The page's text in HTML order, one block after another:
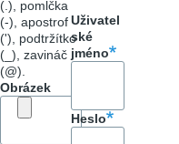
(.), pomlčka
(-), apostrof
('), podtržítko
(_), zavináč
(@).
Obrázek
Uživatel
ské
jméno
Heslo